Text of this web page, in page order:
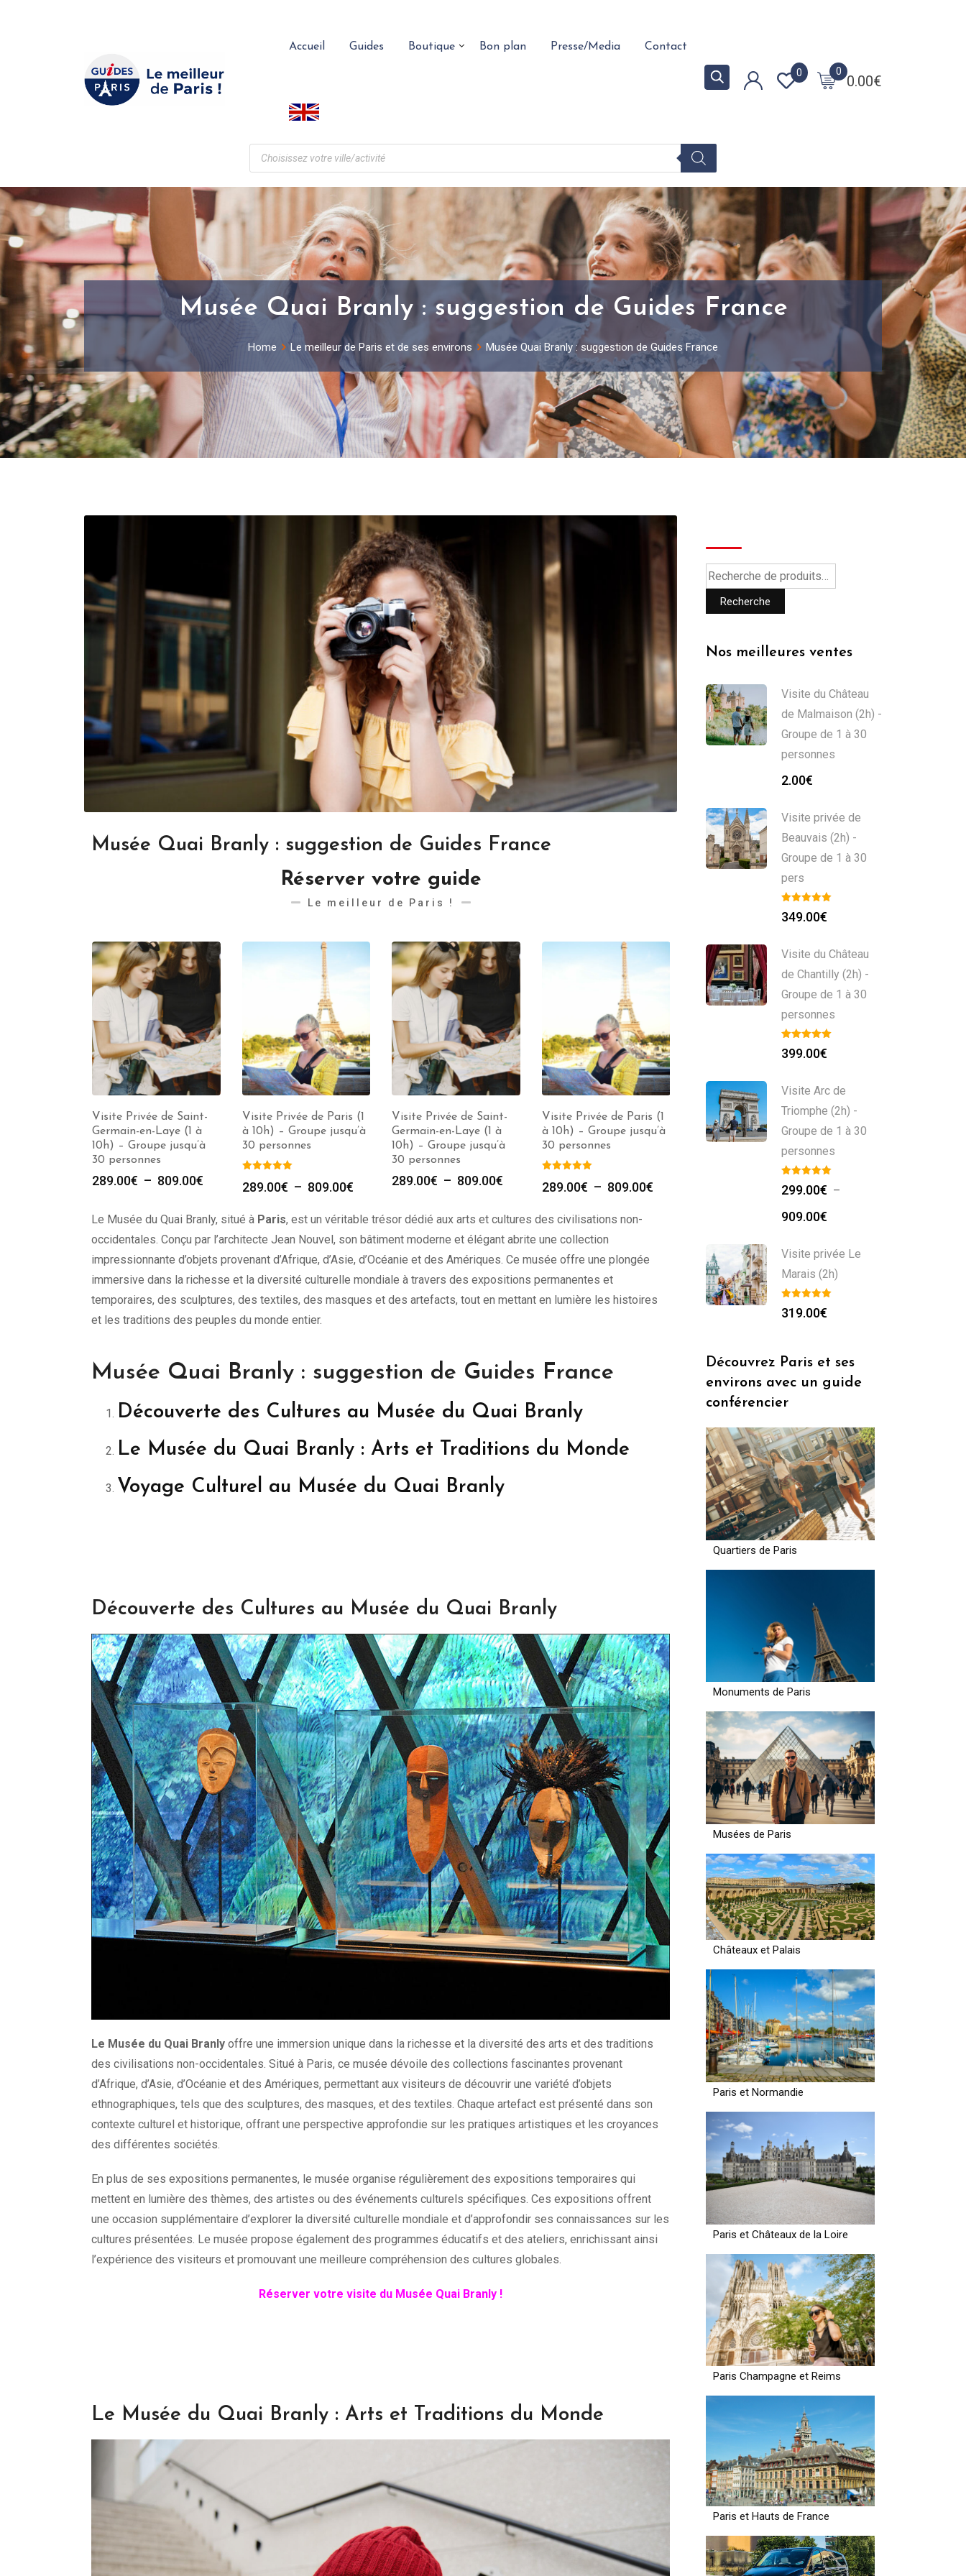
Accueil Guides Boutique Bon plan Presse/Media Contact
0.00€
0
0
Musée Quai Branly : suggestion de Guides France
Home Le meilleur de Paris et de ses environs Musée Quai Branly : suggestion de Guides France
Musée Quai Branly : suggestion de Guides France
Réserver votre guide
Le meilleur de Paris !
Visite Privée de Saint-
Germain-en-Laye (1 à
10h) – Groupe jusqu’à
30 personnes
289.00€ – 809.00€
Visite Privée de Paris (1
à 10h) – Groupe jusqu’à
30 personnes
289.00€ – 809.00€
Visite Privée de Saint-
Germain-en-Laye (1 à
10h) – Groupe jusqu’à
30 personnes
289.00€ – 809.00€
Visite Privée de Paris (1
à 10h) – Groupe jusqu’à
30 personnes
289.00€ – 809.00€
Visite Privée de Saint-
Germain-en-Laye (1 à
10h) – Groupe jusqu’à
Le Musée du Quai Branly, situé à Paris, est un véritable trésor dédié aux arts et cultures des civilisations non-
occidentales. Conçu par l’architecte Jean Nouvel, son bâtiment moderne et élégant abrite une collection
impressionnante d’objets provenant d’Afrique, d’Asie, d’Océanie et des Amériques. Ce musée offre une plongée
immersive dans la richesse et la diversité culturelle mondiale à travers des expositions permanentes et
temporaires, des sculptures, des textiles, des masques et des artefacts, tout en mettant en lumière les histoires
et les traditions des peuples du monde entier.
Musée Quai Branly : suggestion de Guides France
Découverte des Cultures au Musée du Quai Branly
Le Musée du Quai Branly : Arts et Traditions du Monde
Voyage Culturel au Musée du Quai Branly
Découverte des Cultures au Musée du Quai Branly
Le Musée du Quai Branly offre une immersion unique dans la richesse et la diversité des arts et des traditions
des civilisations non-occidentales. Situé à Paris, ce musée dévoile des collections fascinantes provenant
d’Afrique, d’Asie, d’Océanie et des Amériques, permettant aux visiteurs de découvrir une variété d’objets
ethnographiques, tels que des sculptures, des masques, et des textiles. Chaque artefact est présenté dans son
contexte culturel et historique, offrant une perspective approfondie sur les pratiques artistiques et les croyances
des différentes sociétés.
En plus de ses expositions permanentes, le musée organise régulièrement des expositions temporaires qui
mettent en lumière des thèmes, des artistes ou des événements culturels spécifiques. Ces expositions offrent
une occasion supplémentaire d’explorer la diversité culturelle mondiale et d’approfondir ses connaissances sur les
cultures présentées. Le musée propose également des programmes éducatifs et des ateliers, enrichissant ainsi
l’expérience des visiteurs et promouvant une meilleure compréhension des cultures globales.
Réserver votre visite du Musée Quai Branly !
Le Musée du Quai Branly : Arts et Traditions du Monde
Recherche
Nos meilleures ventes
Visite du Château
de Malmaison (2h) -
Groupe de 1 à 30
personnes
2.00€
Visite privée de
Beauvais (2h) -
Groupe de 1 à 30
pers
349.00€
Visite du Château
de Chantilly (2h) -
Groupe de 1 à 30
personnes
399.00€
Visite Arc de
Triomphe (2h) -
Groupe de 1 à 30
personnes
299.00€ –
909.00€
Visite privée Le
Marais (2h)
319.00€
Découvrez Paris et ses
environs avec un guide
conférencier
Quartiers de Paris
Monuments de Paris
Musées de Paris
Châteaux et Palais
Paris et Normandie
Paris et Châteaux de la Loire
Paris Champagne et Reims
Paris et Hauts de France